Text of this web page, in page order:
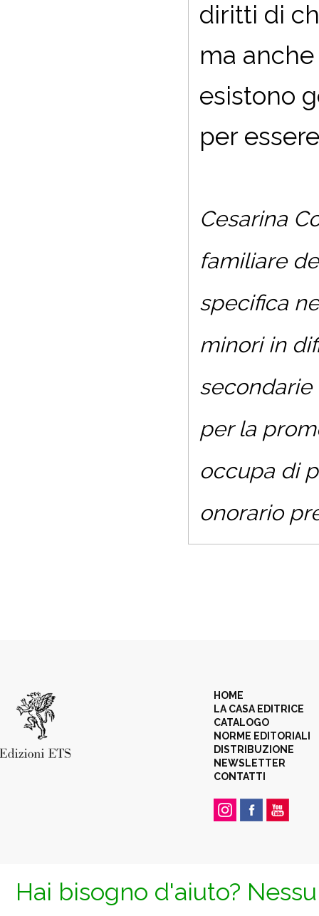
diritti di
ma
esistono
per
Cesarina
familiare
specifica
minori in
per la
occupa di
onorario
HOME
LA CASA EDITRICE
CATALOGO
NORME EDITORIALI
DISTRIBUZIONE
NEWSLETTER
CONTATTI
Hai bisogno d'aiuto?